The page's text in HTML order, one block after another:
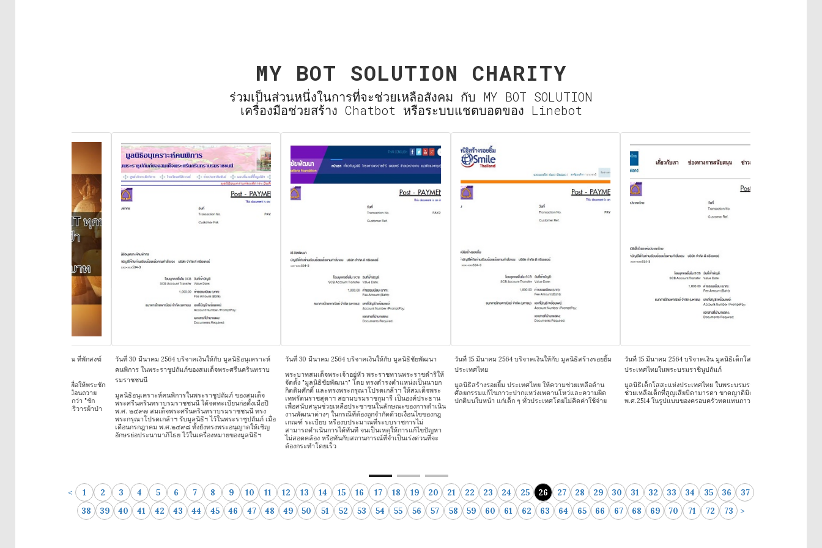
MY BOT SOLUTION CHARITY
ร่วมเป็นส่วนหนึ่งในการที่จะช่วยเหลือสังคม กับ MY BOT SOLUTION
เครื่องมือช่วยสร้าง Chatbot หรือระบบแชตบอตของ Linebot
ดผ้าป่า ถวาย ณ ที่พักสงฆ์
าดไว้บนกิ่งไม้เพื่อให้พระชัก
หรือประเคนเหมือนถวาย
จัดของใช้เป็นบริวารผ้าป่า
วันที่ 30 มีนาคม 2564 บริจาคเงินให้กับ มูลนิธิอนุเคราะห์
คนพิการ ในพระราชูปถัมภ์ของสมเด็จพระศรีนครินทราบ
รมราชชนนี
มูลนิธิอนุเคราะห์คนพิการในพระราชูปถัมภ์ ของสมเด็จ
พระศรีนครินทราบรมราชชนนี ได้จดทะเบียนก่อตั้งเมื่อปี
พ.ศ. ๒๔๙๗ สมเด็จพระศรีนครินทราบรมราชชนนี ทรง
พระกรุณาโปรดเกล้าฯ รับมูลนิธิฯ ไว้ในพระราชูปถัมภ์ เมื่อ
เดือนกรกฎาคม พ.ศ.๒๔๙๘ ทั้งยังทรงพระอนุญาตให้เชิญ
อักษรย่อประนามาภิไธย ไว้ในเครื่องหมายของมูลนิธิฯ
วันที่ 30 มีนาคม 2564 บริจาคเงินให้กับ มูลนิธิชัยพัฒนา
พระบาทสมเด็จพระเจ้าอยู่หัว พระราชทานพระราชดำริให้
จัดตั้ง "มูลนิธิชัยพัฒนา" โดย ทรงดำรงตำแหน่งเป็นนายก
กิตติมศักดิ์ และทรงพระกรุณาโปรดเกล้าฯ ให้สมเด็จพระ
เทพรัตนราชสุดาฯ สยามบรมราชกุมารี เป็นองค์ประธาน
เพื่อสนับสนุนช่วยเหลือประชาชนในลักษณะของการดำเนิน
งานพัฒนาต่างๆ ในกรณีที่ต้องถูกจำกัดด้วยเงื่อนไขของกฎ
เกณฑ์ ระเบียบ หรืองบประมาณที่ระบบราชการไม่
สามารถดำเนินการได้ทันที จนเป็นเหตุให้การแก้ไขปัญหา
ไม่สอดคล้อง หรือทันกับสถานการณ์ที่จำเป็นเร่งด่วนที่จะ
ต้องกระทำโดยเร็ว
วันที่ 15 มีนาคม 2564 บริจาคเงินให้กับ มูลนิธิสร้างรอยยิ้ม
ประเทศไทย
มูลนิธิสร้างรอยยิ้ม ประเทศไทย ให้ความช่วยเหลือด้าน
ศัลยกรรมแก้ไขภาวะปากแหว่งเพดานโหว่และความผิด
ปกติบนใบหน้า แก่เด็ก ๆ ทั่วประเทศโดยไม่คิดค่าใช้จ่าย
วันที่ 15 มีนาคม 2564 บริจาคเงิน มูลนิธิเด็กโสสะแห่ง
ประเทศไทยในพระบรมราชินูปถัมภ์
มูลนิธิเด็กโสสะแห่งประเทศไทย ในพระบรมราชินูปถัมภ์
ช่วยเหลือเด็กที่สูญเสียบิดามารดา ขาดญาติมิตร ตั้งแต่ปี
พ.ศ.2514 ในรูปแบบของครอบครัวทดแทนถาวรระยะยาว
< 1 2 3 4 5 6 7 8 9 10 11 12 13 14 15 16 17 18 19 20 21 22 23 24 25 26 27 28 29 30 31 32 33 34 35 36
37
38
39 40 41 42 43 44 45 46 47 48 49 50 51 52 53 54 55 56 57 58 59 60 61 62 63 64 65 66 67 68 69 70 71 72 73 >